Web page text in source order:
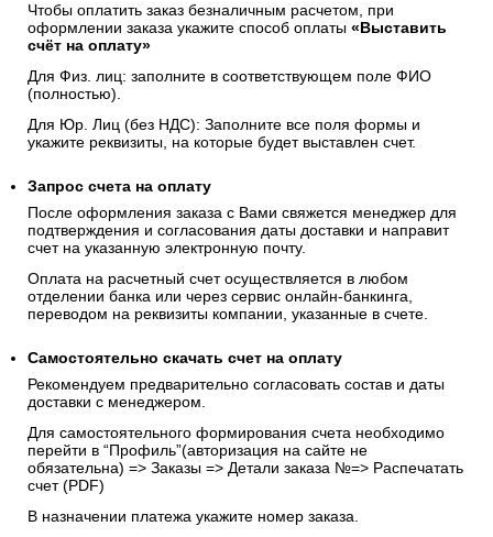
Чтобы оплатить заказ безналичным расчетом, при
оформлении заказа укажите способ оплаты «Выставить
счёт на оплату»
Для Физ. лиц: заполните в соответствующем поле ФИО
(полностью).
Для Юр. Лиц (без НДС): Заполните все поля формы и
укажите реквизиты, на которые будет выставлен счет.
Запрос счета на оплату
После оформления заказа с Вами свяжется менеджер для
подтверждения и согласования даты доставки и направит
счет на указанную электронную почту.
Оплата на расчетный счет осуществляется в любом
отделении банка или через сервис онлайн-банкинга,
переводом на реквизиты компании, указанные в счете.
Самостоятельно скачать счет на оплату
Рекомендуем предварительно согласовать состав и даты
доставки с менеджером.
Для самостоятельного формирования счета необходимо
перейти в “Профиль”(авторизация на сайте не
обязательна) => Заказы => Детали заказа №=> Распечатать
счет (PDF)
В назначении платежа укажите номер заказа.